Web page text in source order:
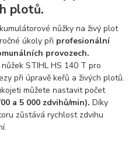
plotů.
nůžky na živý plot
úkoly při profesionální
provozech.
STIHL HS 140 T pro
při úpravě keřů a živých plotů.
můžete nastavit počet
a 5 000 zdvihů/min). Díky
zůstává rychlost zdvihu